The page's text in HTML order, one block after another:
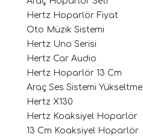
Hertz Hoparlör Fiyat
Oto Müzik Sistemi
Hertz Uno Serisi
Hertz Car Audio
Hertz Hoparlör 13 Cm
Araç Ses Sistemi Yükseltme
Hertz X130
Hertz Koaksiyel Hoparlör
13 Cm Koaksiyel Hoparlör